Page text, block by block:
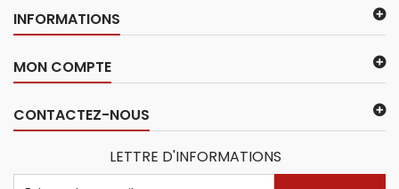
INFORMATIONS
MON COMPTE
CONTACTEZ-NOUS
LETTRE D'INFORMATIONS